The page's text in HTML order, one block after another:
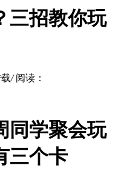
三招教你玩
/ 阅读：
同学聚会玩
三个卡